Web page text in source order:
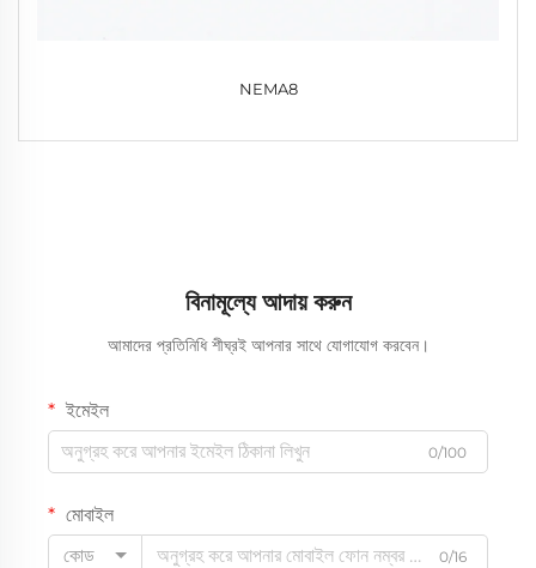
NEMA8
বিনামূল্যে আদায় করুন
আমাদের প্রতিনিধি শীঘ্রই আপনার সাথে যোগাযোগ করবেন।
ইমেইল
0/100
মোবাইল
কোড
0/16